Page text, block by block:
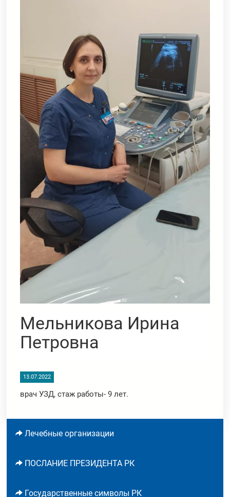
Мельникова Ирина
Петровна
13.07.2022
врач УЗД, стаж работы- 9 лет.
Лечебные организации
ПОСЛАНИЕ ПРЕЗИДЕНТА РК
Государственные символы РК